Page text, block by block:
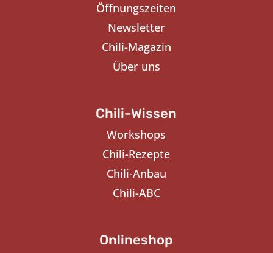
Öffnungszeiten
Newsletter
Chili-Magazin
Über uns
Chili-Wissen
Workshops
Chili-Rezepte
Chili-Anbau
Chili-ABC
Onlineshop